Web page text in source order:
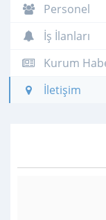
Personel
İş İlanları
Kurum
İletişim